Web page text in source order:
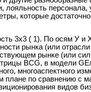
лояльность персонала,
которые
3х3 ( 1). По осям У и
рынка (или
рынке (или
BCG, в модели
многоаспектного
плане по сравнению с
видов